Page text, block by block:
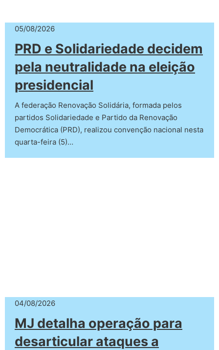
05/08/2026
PRD e Solidariedade decidem
pela neutralidade na eleição
presidencial
A federação Renovação Solidária, formada pelos
partidos Solidariedade e Partido da Renovação
Democrática (PRD), realizou convenção nacional nesta
quarta-feira (5)…
04/08/2026
MJ detalha operação para
desarticular ataques a